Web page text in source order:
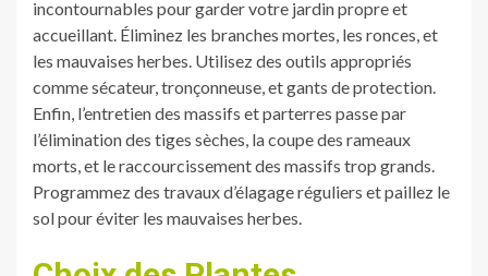
incontournables pour garder votre jardin propre et
accueillant. Éliminez les branches mortes, les ronces, et
les mauvaises herbes. Utilisez des outils appropriés
comme sécateur, tronçonneuse, et gants de protection.
Enfin, l’entretien des massifs et parterres passe par
l’élimination des tiges sèches, la coupe des rameaux
morts, et le raccourcissement des massifs trop grands.
Programmez des travaux d’élagage réguliers et paillez le
sol pour éviter les mauvaises herbes.